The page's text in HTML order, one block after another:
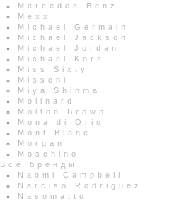
Mercedes Benz
Mexx
Michael Germain
Michael Jackson
Michael Jordan
Michael Kors
Miss Sixty
Missoni
Miya Shinma
Molinard
Molton Brown
Mona di Orio
Mont Blanc
Morgan
Moschino
Все бренды
Naomi Campbell
Narciso Rodriguez
Nasomatto